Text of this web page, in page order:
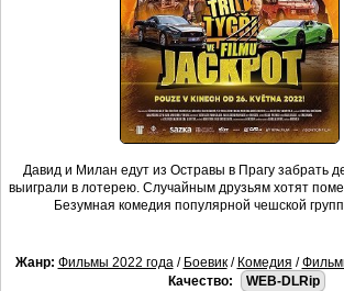
Давид и Милан едут из Остравы в Прагу забрать
выиграли в лотерею. Случайным друзьям хотят
Безумная комедия популярной чешской
Жанр: Фильмы 2022 года/ Боевик/ Комедия /
Качество:
WEB-DLRip